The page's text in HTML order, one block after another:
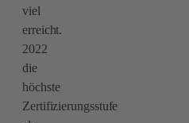
viel
erreicht.
2022
die
höchste
Zertifizierungsstufe